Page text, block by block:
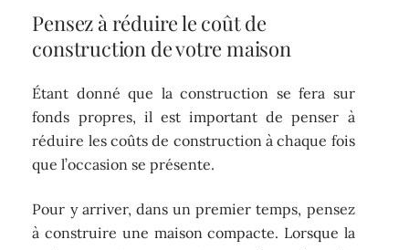
Pensez à réduire le coût de
construction de votre maison
Étant donné que la construction se fera sur
fonds propres, il est important de penser à
réduire les coûts de construction à chaque fois
que l’occasion se présente.
Pour y arriver, dans un premier temps, pensez
à construire une maison compacte. Lorsque la